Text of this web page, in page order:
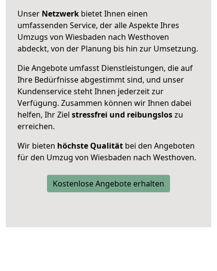
Unser Netzwerk bietet Ihnen einen
umfassenden Service, der alle Aspekte Ihres
Umzugs von Wiesbaden nach Westhoven
abdeckt, von der Planung bis hin zur Umsetzung.
Die Angebote umfasst Dienstleistungen, die auf
Ihre Bedürfnisse abgestimmt sind, und unser
Kundenservice steht Ihnen jederzeit zur
Verfügung. Zusammen können wir Ihnen dabei
helfen, Ihr Ziel stressfrei und reibungsloszu
erreichen.
Wir bieten höchste Qualität bei den Angeboten
für den Umzug von Wiesbaden nach Westhoven.
Kostenlose Angebote erhalten